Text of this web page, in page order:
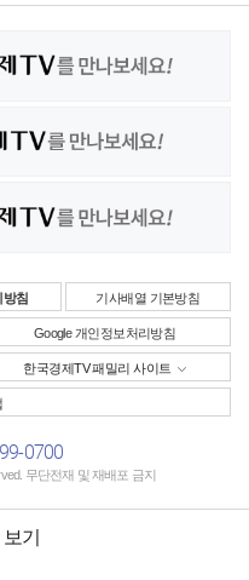
Google 개인정보처리방침